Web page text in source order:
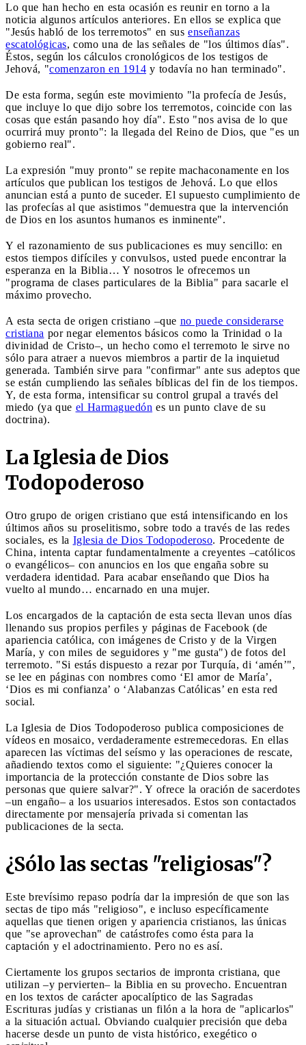
Lo que han hecho en esta ocasión es reunir en torno a la
noticia algunos artículos anteriores. En ellos se explica que
"Jesús habló de los terremotos" en sus enseñanzas
escatológicas, como una de las señales de "los últimos días".
Éstos, según los cálculos cronológicos de los testigos de
Jehová, "comenzaron en 1914 y todavía no han terminado".
De esta forma, según este movimiento "la profecía de Jesús,
que incluye lo que dijo sobre los terremotos, coincide con las
cosas que están pasando hoy día". Esto "nos avisa de lo que
ocurrirá muy pronto": la llegada del Reino de Dios, que "es un
gobierno real".
La expresión "muy pronto" se repite machaconamente en los
artículos que publican los testigos de Jehová. Lo que ellos
anuncian está a punto de suceder. El supuesto cumplimiento de
las profecías al que asistimos "demuestra que la intervención
de Dios en los asuntos humanos es inminente".
Y el razonamiento de sus publicaciones es muy sencillo: en
estos tiempos difíciles y convulsos, usted puede encontrar la
esperanza en la Biblia… Y nosotros le ofrecemos un
"programa de clases particulares de la Biblia" para sacarle el
máximo provecho.
A esta secta de origen cristiano –que no puede considerarse
cristiana por negar elementos básicos como la Trinidad o la
divinidad de Cristo–, un hecho como el terremoto le sirve no
sólo para atraer a nuevos miembros a partir de la inquietud
generada. También sirve para "confirmar" ante sus adeptos que
se están cumpliendo las señales bíblicas del fin de los tiempos.
Y, de esta forma, intensificar su control grupal a través del
miedo (ya que el Harmaguedón es un punto clave de su
doctrina).
La Iglesia de Dios
Todopoderoso
Otro grupo de origen cristiano que está intensificando en los
últimos años su proselitismo, sobre todo a través de las redes
sociales, es la Iglesia de Dios Todopoderoso. Procedente de
China, intenta captar fundamentalmente a creyentes –católicos
o evangélicos– con anuncios en los que engaña sobre su
verdadera identidad. Para acabar enseñando que Dios ha
vuelto al mundo… encarnado en una mujer.
Los encargados de la captación de esta secta llevan unos días
llenando sus propios perfiles y páginas de Facebook (de
apariencia católica, con imágenes de Cristo y de la Virgen
María, y con miles de seguidores y "me gusta") de fotos del
terremoto. "Si estás dispuesto a rezar por Turquía, di ‘amén’",
se lee en páginas con nombres como ‘El amor de María’,
‘Dios es mi confianza’ o ‘Alabanzas Católicas’ en esta red
social.
La Iglesia de Dios Todopoderoso publica composiciones de
vídeos en mosaico, verdaderamente estremecedoras. En ellas
aparecen las víctimas del seísmo y las operaciones de rescate,
añadiendo textos como el siguiente: "¿Quieres conocer la
importancia de la protección constante de Dios sobre las
personas que quiere salvar?". Y ofrece la oración de sacerdotes
–un engaño– a los usuarios interesados. Estos son contactados
directamente por mensajería privada si comentan las
publicaciones de la secta.
¿Sólo las sectas "religiosas"?
Este brevísimo repaso podría dar la impresión de que son las
sectas de tipo más "religioso", e incluso específicamente
aquellas que tienen origen y apariencia cristianos, las únicas
que "se aprovechan" de catástrofes como ésta para la
captación y el adoctrinamiento. Pero no es así.
Ciertamente los grupos sectarios de impronta cristiana, que
utilizan –y pervierten– la Biblia en su provecho. Encuentran
en los textos de carácter apocalíptico de las Sagradas
Escrituras judías y cristianas un filón a la hora de "aplicarlos"
a la situación actual. Obviando cualquier precisión que deba
hacerse desde un punto de vista histórico, exegético o